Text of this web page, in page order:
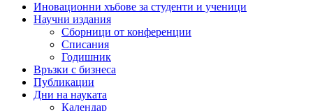
Иновационни хъбове за студенти и ученици
Научни издания
Сборници от конференции
Списания
Годишник
Връзки с бизнеса
Публикации
Дни на науката
Календар